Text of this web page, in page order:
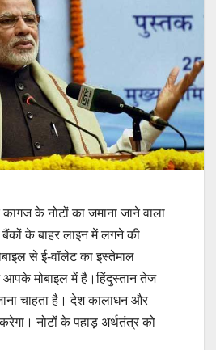
के नोटों का जमाना जाने वाला
के बाहर लाइन में लगने की
से ई-वॉलेट का इस्तेमाल
मोबाइल में है।हिंदुस्तान तेज
चाहता है। देश कालाधन और
करेगा। नोटों के पहाड़ अर्थतंत्र को